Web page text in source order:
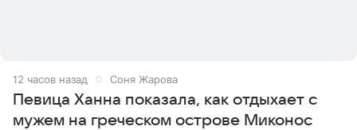
12 часов назад Соня Жарова
Певица Ханна показала, как отдыхает с
мужем на греческом острове Миконос